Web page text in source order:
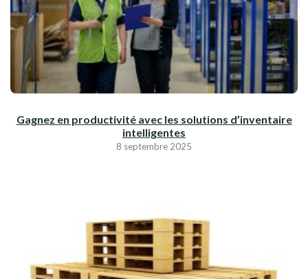
Gagnez en productivité avec les solutions d’inventaire
intelligentes
8 septembre 2025